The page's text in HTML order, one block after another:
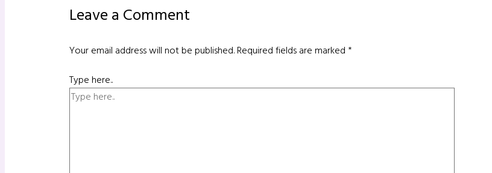
Leave a Comment
Your email address will not be published.Required fields are marked*
Type here..